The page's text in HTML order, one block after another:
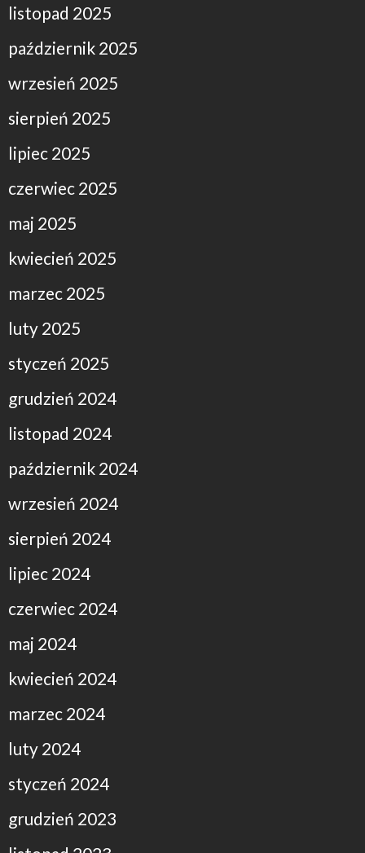
listopad 2025
październik 2025
wrzesień 2025
sierpień 2025
lipiec 2025
czerwiec 2025
maj 2025
kwiecień 2025
marzec 2025
luty 2025
styczeń 2025
grudzień 2024
listopad 2024
październik 2024
wrzesień 2024
sierpień 2024
lipiec 2024
czerwiec 2024
maj 2024
kwiecień 2024
marzec 2024
luty 2024
styczeń 2024
grudzień 2023